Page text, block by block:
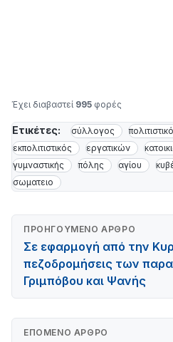
Έχει διαβαστεί 995 φορές
Ετικέτες: σύλλογος
εκπολιτιστικός
εργατικών
γυμναστικής
πόλης αγίου
σωματειο
ΠΡΟΗΓΟΎΜΕΝΟ ΆΡΘΡΟ
Σε εφαρμογή από την
πεζοδρομήσεις των
Γριμπόβου και Ψανής
ΕΠΌΜΕΝΟ ΆΡΘΡΟ